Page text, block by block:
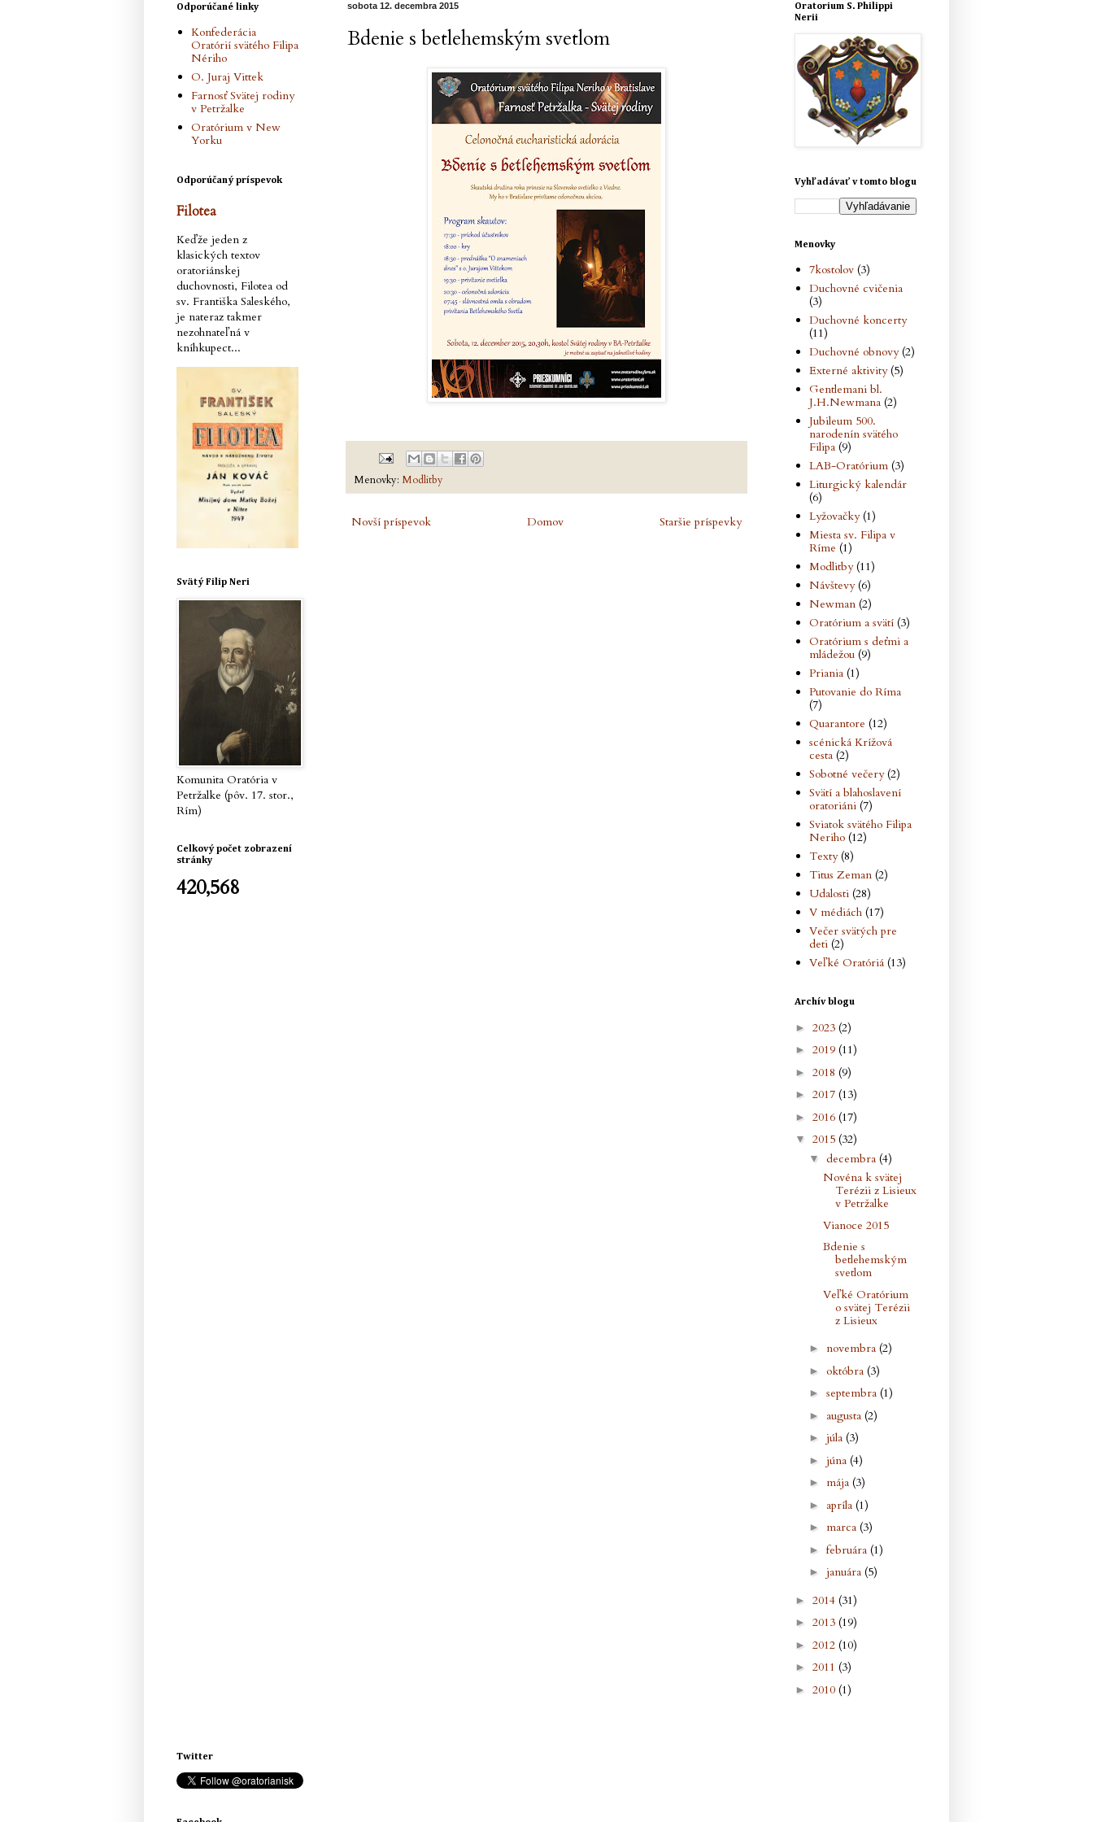
sobota 12. decembra 2015
Bdenie s betlehemským svetlom
Menovky: Modlitby
Novší príspevok Staršie príspevky
Domov
Odporúčané linky
Konfederácia
Oratórií svätého Filipa
Nériho
O. Juraj Vittek
Farnosť Svätej rodiny
v Petržalke
Oratórium v New
Yorku
Odporúčaný príspevok
Filotea
Keďže jeden z
klasických textov
oratoriánskej
duchovnosti, Filotea od
sv. Františka Saleského,
je nateraz takmer
nezohnateľná v
kníhkupect...
Svätý Filip Neri
Komunita Oratória v
Petržalke (pôv. 17. stor.,
Rím)
Celkový počet zobrazení
stránky
420,568
Oratorium S. Philippi
Nerii
Vyhľadávať v tomto blogu
Menovky
7kostolov (3)
Duchovné cvičenia
(3)
Duchovné koncerty
(11)
Duchovné obnovy (2)
Externé aktivity (5)
Gentlemani bl.
J.H.Newmana (2)
Jubileum 500.
narodenín svätého
Filipa (9)
LAB-Oratórium (3)
Liturgický kalendár
(6)
Lyžovačky (1)
Miesta sv. Filipa v
Ríme (1)
Modlitby (11)
Návštevy (6)
Newman (2)
Oratórium a svätí (3)
Oratórium s deťmi a
mládežou (9)
Priania (1)
Putovanie do Ríma
(7)
Quarantore (12)
scénická Krížová
cesta (2)
Sobotné večery (2)
Svätí a blahoslavení
oratoriáni (7)
Sviatok svätého Filipa
Neriho (12)
Texty (8)
Titus Zeman (2)
Udalosti (28)
V médiách (17)
Večer svätých pre
deti (2)
Veľké Oratóriá (13)
Archív blogu
► 2023 (2)
► 2019 (11)
► 2018 (9)
► 2017 (13)
► 2016 (17)
▼ 2015 (32)
▼ decembra (4)
Novéna k svätej
Terézii z Lisieux
v Petržalke
Vianoce 2015
Bdenie s
betlehemským
svetlom
Veľké Oratórium
o svätej Terézii
z Lisieux
► novembra (2)
► októbra (3)
► septembra (1)
► augusta (2)
► júla (3)
► júna (4)
► mája (3)
► apríla (1)
► marca (3)
► februára (1)
► januára (5)
► 2014 (31)
► 2013 (19)
► 2012 (10)
► 2011 (3)
► 2010 (1)
Twitter